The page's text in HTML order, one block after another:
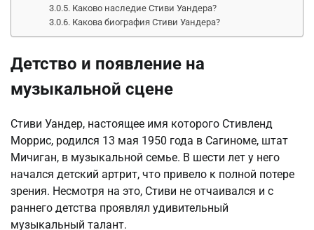
Каково наследие Стиви Уандера?
Какова биография Стиви Уандера?
Детство и появление на
музыкальной сцене
Стиви Уандер, настоящее имя которого Стивленд
Моррис, родился 13 мая 1950 года в Сагиноме, штат
Мичиган, в музыкальной семье. В шести лет у него
начался детский артрит, что привело к полной потере
зрения. Несмотря на это, Стиви не отчаивался и с
раннего детства проявлял удивительный
музыкальный талант.